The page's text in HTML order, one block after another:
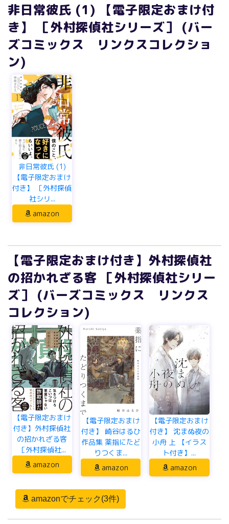
非日常彼氏 (1) 【電子限定おまけ付
き】 ［外村探偵社シリーズ］ (バー
ズコミックス リンクスコレクショ
ン)
非日常彼氏 (1)
【電子限定おまけ
付き】 ［外村探偵
社シリ...
amazon
【電子限定おまけ付き】外村探偵社
の招かれざる客 ［外村探偵社シリー
ズ］ (バーズコミックス リンクス
コレクション)
【電子限定おまけ
付き】外村探偵社
の招かれざる客
［外村探偵社...
amazon
【電子限定おまけ
付き】 崎谷はるひ
作品集 薬指にたど
りつくま...
amazon
【電子限定おまけ
付き】 沈まぬ夜の
小舟 上 【イラス
ト付き】...
amazon
amazonでチェック(3件)